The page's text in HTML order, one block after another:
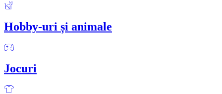
Hobby-uri și animale
Jocuri